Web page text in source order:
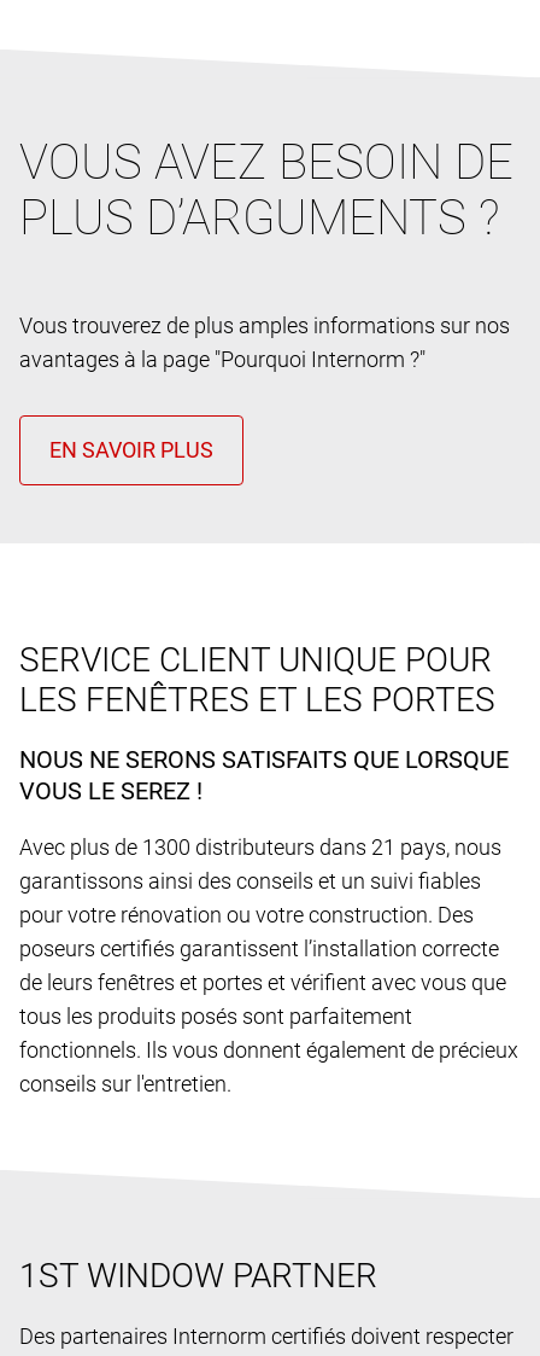
VOUS AVEZ BESOIN DE
PLUS D’ARGUMENTS ?
Vous trouverez de plus amples informations sur nos
avantages à la page "Pourquoi Internorm ?"
SERVICE CLIENT UNIQUE POUR
LES FENÊTRES ET LES PORTES
NOUS NE SERONS SATISFAITS QUE LORSQUE
VOUS LE SEREZ !
Avec plus de 1300 distributeurs dans 21 pays, nous
garantissons ainsi des conseils et un suivi fiables
pour votre rénovation ou votre construction. Des
poseurs certifiés garantissent l’installation correcte
de leurs fenêtres et portes et vérifient avec vous que
tous les produits posés sont parfaitement
fonctionnels. Ils vous donnent également de précieux
conseils sur l'entretien.
1ST WINDOW PARTNER
Des partenaires Internorm certifiés doivent respecter